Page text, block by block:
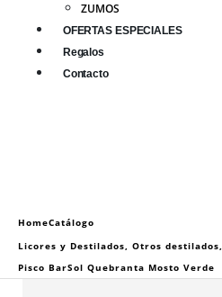
ZUMOS
OFERTAS ESPECIALES
Regalos
Contacto
HomeCatálogo
Licores y Destilados, Otros destilados,
Pisco BarSol Quebranta Mosto Verde